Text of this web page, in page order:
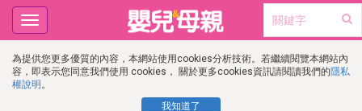
為提供您更多優質的內容，本網站使用cookies分析技術。若繼續閱覽本網站內
容，即表示您同意我們使用 cookies， 關於更多cookies資訊請閱讀我們的隱私
權說明 。
我知道了
Toggle
navigation